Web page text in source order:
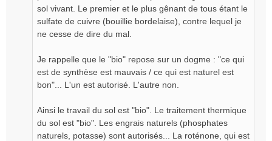
sol vivant. Le premier et le plus gênant de tous étant le
sulfate de cuivre (bouillie bordelaise), contre lequel je
ne cesse de dire du mal.
Je rappelle que le "bio" repose sur un dogme : "ce qui
est de synthèse est mauvais / ce qui est naturel est
bon"... L'un est autorisé. L'autre non.
Ainsi le travail du sol est "bio". Le traitement thermique
du sol est "bio". Les engrais naturels (phosphates
naturels, potasse) sont autorisés... La roténone, qui est